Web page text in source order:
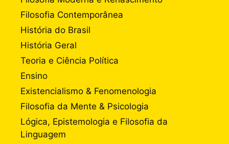
Filosofia Contemporânea
História do Brasil
História Geral
Teoria e Ciência Política
Ensino
Existencialismo & Fenomenologia
Filosofia da Mente & Psicologia
Lógica, Epistemologia e Filosofia da
Linguagem